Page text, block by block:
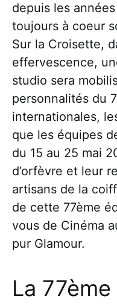
depuis les
toujours à coeur
Sur la Croisette,
effervescence,
studio sera
personnalités du
internationales,
que les équipes
du 15 au 25 mai
d’orfèvre et leur
artisans de la
de cette 77ème
vous de Cinéma
pur Glamour.
La